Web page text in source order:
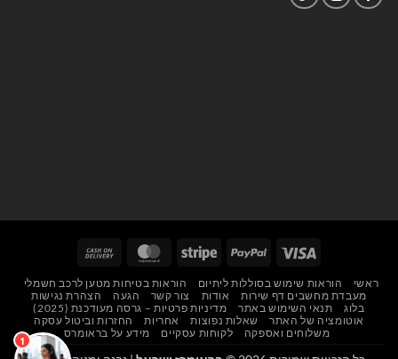
Visa
PayPal
Stripe
MasterCard
Delivery
ראשי הוראות שימוש בסוללות ליתיום
הוראות בטיחות מטען לרכב חשמלי
מעבדת מחשבים דף שירות
אודות צור קשר הגעה
הצהרת נגישות
בלוג
תנאי השימוש באתר
מדיניות פרטיות – גרסה מעודכנת (2025)
אוטומציה של האתר
שאלות נפוצות אחריות
החזרות וביטול עסקה
משלוחים ואספקה
לקוחות עסקיים מידע על בראומרס